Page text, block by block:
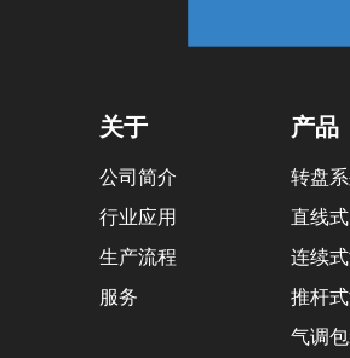
关于
公司简介
行业应用
生产流程
服务
产品
转盘
直线
连续
推杆
气调